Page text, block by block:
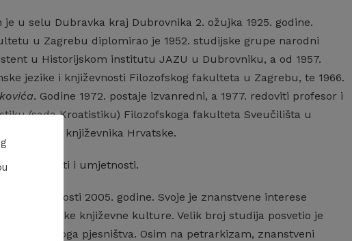
u selu Dubravka kraj Dubrovnika 2. ožujka 1925. godine.
u Zagrebu diplomirao je 1952. studijske grupe narodni
u Historijskom institutu JAZU u Dubrovniku, a od 1957.
jezike i književnosti Filozofskog fakulteta u Zagrebu, te 1966.
. Godine 1972. postaje izvanredni, a 1977. redoviti profesor i
(sada Kroatistiku) Filozofskoga fakulteta Sveučilišta u
Društva književnika Hrvatske.
znanosti i umjetnosti.
znanosti 2005. godine. Svoje je znanstvene interese
hrvatske književne kulture. Velik broj studija posvetio je
ljubavnoga pjesništva. Osim na petrarkizam, znanstveni